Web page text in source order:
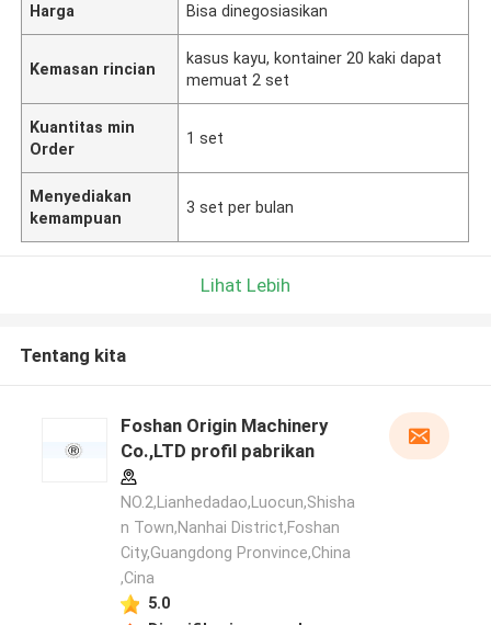
Harga Bisa dinegosiasikan
Kemasan rincian
kasus kayu, kontainer 20 kaki dapat
memuat 2 set
Kuantitas min
Order
1 set
Menyediakan
kemampuan
3 set per bulan
Lihat Lebih
Tentang kita
Foshan Origin Machinery
Co.,LTD profil pabrikan
NO.2,Lianhedadao,Luocun,Shisha
n Town,Nanhai District,Foshan
City,Guangdong Pronvince,China
,Cina
5.0